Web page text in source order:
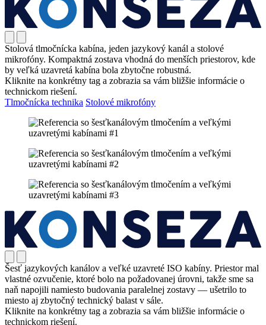
Stolová tlmočnícka kabína, jeden jazykový kanál a stolové
mikrofóny. Kompaktná zostava vhodná do menších priestorov, kde
by veľká uzavretá kabína bola zbytočne robustná.
Kliknite na konkrétny tag a zobrazia sa vám bližšie informácie o
technickom riešení.
Tlmočnícka technika Stolové mikrofóny
Šesť jazykových kanálov a veľké uzavreté ISO kabíny. Priestor mal
vlastné ozvučenie, ktoré bolo na požadovanej úrovni, takže sme sa
naň napojili namiesto budovania paralelnej zostavy — ušetrilo to
miesto aj zbytočný technický balast v sále.
Kliknite na konkrétny tag a zobrazia sa vám bližšie informácie o
technickom riešení.